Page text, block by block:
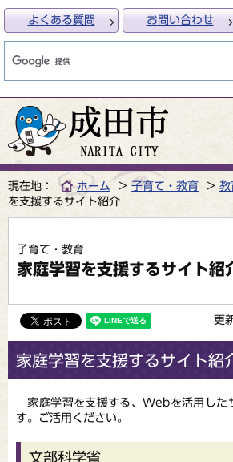
よくある質問 お問い合わせ
現在地： ホーム 子育て・教育 教
を支援するサイト紹介
子育て・教育
家庭学習を支援するサイト紹
更
家庭学習を支援するサイト紹
家庭学習を支援する、Webを活用した
す。ご活用ください。
文部科学省